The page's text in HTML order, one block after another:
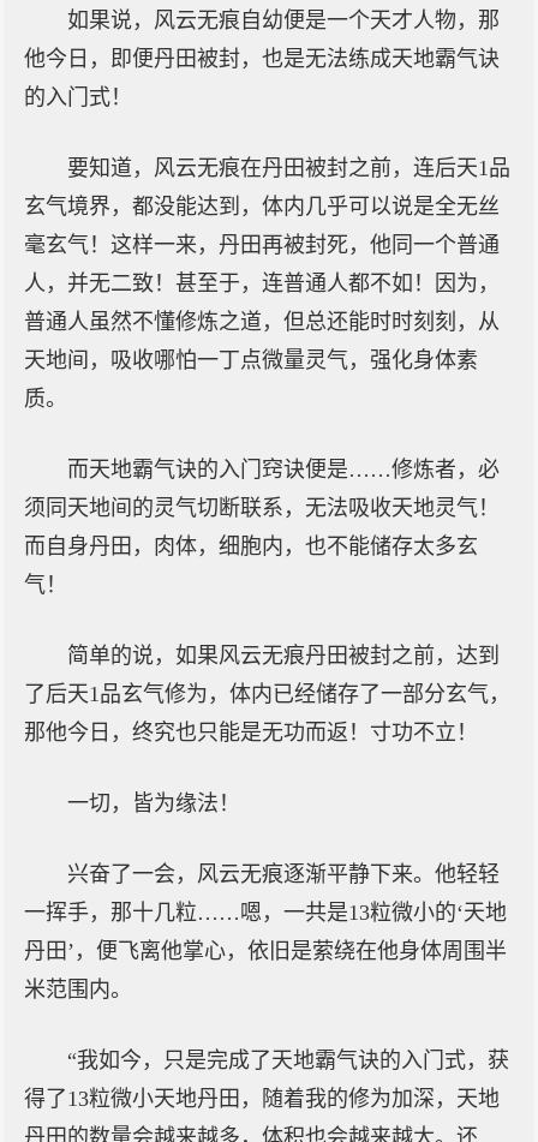
如果说，风云无痕自幼便是一个天才人物，那
他今日，即便丹田被封，也是无法练成天地霸气诀
的入门式！
要知道，风云无痕在丹田被封之前，连后天1品
玄气境界，都没能达到，体内几乎可以说是全无丝
毫玄气！这样一来，丹田再被封死，他同一个普通
人，并无二致！甚至于，连普通人都不如！因为，
普通人虽然不懂修炼之道，但总还能时时刻刻，从
天地间，吸收哪怕一丁点微量灵气，强化身体素
质。
而天地霸气诀的入门窍诀便是……修炼者，必
须同天地间的灵气切断联系，无法吸收天地灵气！
而自身丹田，肉体，细胞内，也不能储存太多玄
气！
简单的说，如果风云无痕丹田被封之前，达到
了后天1品玄气修为，体内已经储存了一部分玄气，
那他今日，终究也只能是无功而返！寸功不立！
一切，皆为缘法！
兴奋了一会，风云无痕逐渐平静下来。他轻轻
一挥手，那十几粒……嗯，一共是13粒微小的‘天地
丹田’，便飞离他掌心，依旧是萦绕在他身体周围半
米范围内。
“我如今，只是完成了天地霸气诀的入门式，获
得了13粒微小天地丹田，随着我的修为加深，天地
丹田的数量会越来越多，体积也会越来越大。还